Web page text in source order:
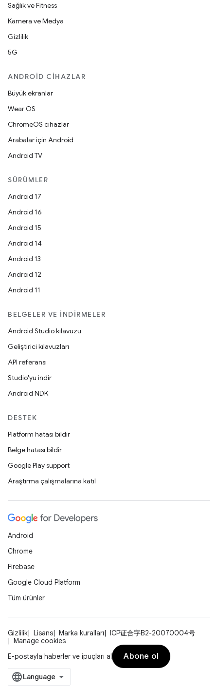
Sağlık ve Fitness
Kamera ve Medya
Gizlilik
5G
ANDROID CIHAZLAR
Büyük ekranlar
Wear OS
ChromeOS cihazlar
Arabalar için Android
Android TV
SÜRÜMLER
Android 17
Android 16
Android 15
Android 14
Android 13
Android 12
Android 11
BELGELER VE İNDIRMELER
Android Studio kılavuzu
Geliştirici kılavuzları
API referansı
Studio'yu indir
Android NDK
DESTEK
Platform hatası bildir
Belge hatası bildir
Google Play support
Araştırma çalışmalarına katıl
Android
Chrome
Firebase
Google Cloud Platform
Tüm ürünler
Gizlilik Lisans Marka kuralları
ICP证合字B2-20070004号
Manage cookies
E-postayla haberler ve ipuçları al
Abone ol